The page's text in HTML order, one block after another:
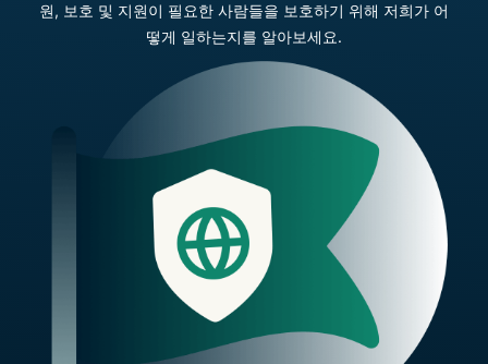
원, 보호 및 지원이 필요한 사람들을 보호하기 위해 저희가 어
떻게 일하는지를 알아보세요.